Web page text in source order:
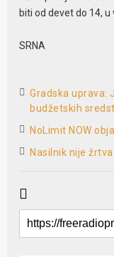
biti od devet do 14,
SRNA
Gradska uprava:
budžetskih
NoLimit NOW
Nasilnik nije